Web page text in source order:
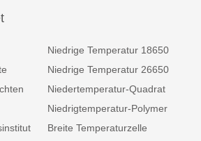
Niedrige Temperatur 18650
Niedrige Temperatur 26650
Niedertemperatur-Quadrat
Niedrigtemperatur-Polymer
Breite Temperaturzelle